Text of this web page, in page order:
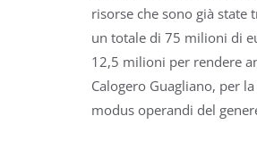
risorse che sono già
un totale di 75 milioni di
12,5 milioni per rendere
Calogero Guagliano, per
modus operandi del